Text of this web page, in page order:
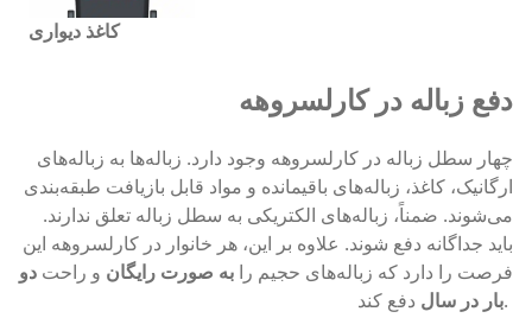
کاغذ دیواری
دفع زباله در کارلسروهه
چهار سطل زباله در کارلسروهه وجود دارد. زباله‌ها به زباله‌های
ارگانیک، کاغذ، زباله‌های باقیمانده و مواد قابل بازیافت طبقه‌بندی
می‌شوند. ضمناً، زباله‌های الکتریکی به سطل زباله تعلق ندارند.
باید جداگانه دفع شوند. علاوه بر این، هر خانوار در کارلسروهه این
فرصت را دارد که زباله‌های حجیم را به صورت رایگان و راحت دو
بار در سالدفع کند.